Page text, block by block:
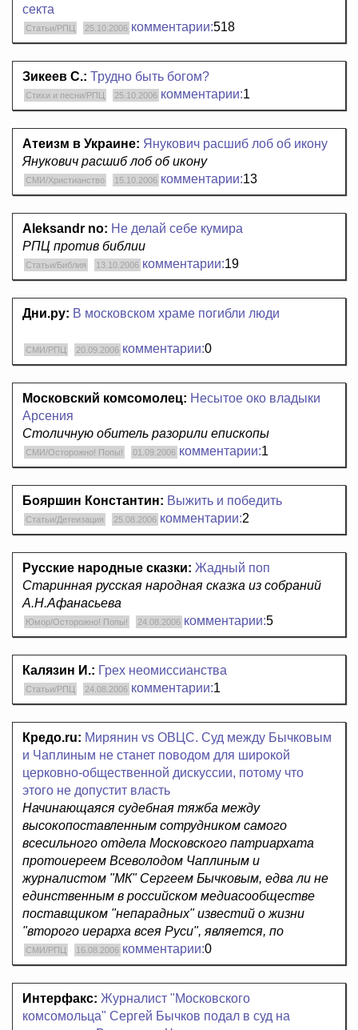
секта
Статьи/РПЦ 25.10.2006 комментарии:518
Зикеев С.: Трудно быть богом?
Стихи и песни/РПЦ 25.10.2006 комментарии:1
Атеизм в Украине: Янукович расшиб лоб об икону
Янукович расшиб лоб об икону
СМИ/Христианство 15.10.2006 комментарии:13
Aleksandr no: Не делай себе кумира
РПЦ против библии
Статьи/Библия 13.10.2006 комментарии:19
Дни.ру: В московском храме погибли люди
СМИ/РПЦ 20.09.2006 комментарии:0
Московский комсомолец: Несытое око владыки
Арсения
Столичную обитель разорили епископы
СМИ/Осторожно! Попы! 01.09.2006 комментарии:1
Бояршин Константин: Выжить и победить
Статьи/Детеизация 25.08.2006 комментарии:2
Русские народные сказки: Жадный поп
Старинная русская народная сказка из собраний
А.Н.Афанасьева
Юмор/Осторожно! Попы! 24.08.2006 комментарии:5
Калязин И.: Грех неомиссианства
Статьи/РПЦ 24.08.2006 комментарии:1
Кредо.ru: Мирянин vs ОВЦС. Суд между Бычковым
и Чаплиным не станет поводом для широкой
церковно-общественной дискуссии, потому что
этого не допустит власть
Начинающаяся судебная тяжба между
высокопоставленным сотрудником самого
всесильного отдела Московского патриархата
протоиереем Всеволодом Чаплиным и
журналистом "МК" Сергеем Бычковым, едва ли не
единственным в российском медиасообществе
поставщиком "непарадных" известий о жизни
"второго иерарха всея Руси", является, по
СМИ/РПЦ 16.08.2006 комментарии:0
Интерфакс: Журналист "Московского
комсомольца" Сергей Бычков подал в суд на